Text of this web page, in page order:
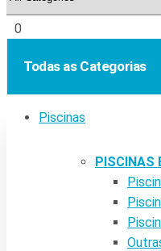
0
Todas as Categorias
Piscinas
PISCINAS